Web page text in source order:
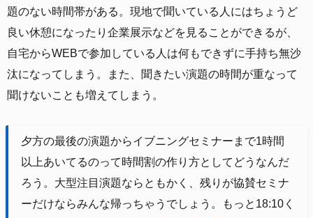
題のない時間帯がある。現地で聞いている人にはちょうど
良い休憩になったり企業展示などを見ることができるが、
自宅からWEBで参加している人は何もできずに手持ち無沙
汰になってしまう。また、聞きたい演題の時間が重なって
聞けないことも増えてしまう。
夕方の最後の演題からイブニングセミナーまで1時間
以上あいてるのって時間割の作り方としてどうなんだ
ろう。大型注目演題ならともかく、残りが協賛セミナ
ーだけならみんな帰っちゃうでしょう。もっと18:10く